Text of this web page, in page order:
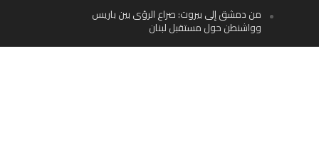
من دمشق إلى بيروت: صراع الرؤى بين باريس
وواشنطن حول مستقبل لبنان
اليسار اللبناني «اليقظ» وسيادة الدولة: لماذا يُعدّ نزع